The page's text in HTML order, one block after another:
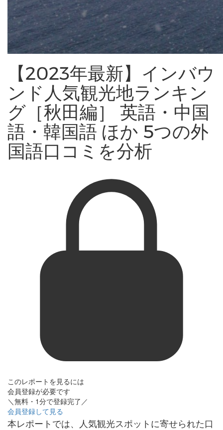
【2023年最新】インバウ
ンド人気観光地ランキン
グ［秋田編］ 英語・中国
語・韓国語 ほか 5つの外
国語口コミを分析
このレポートを見るには
会員登録が必要です
＼無料・1分で登録完了／
会員登録して見る
本レポートでは、人気観光スポットに寄せられた口